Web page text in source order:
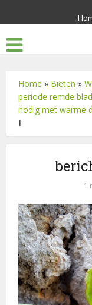
Home » Bieten »
periode remde
nodig met warme
I
1